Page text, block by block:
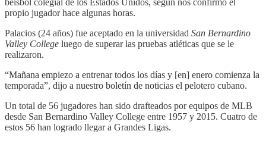
propio jugador hace algunas horas.
Palacios (24 años) fue aceptado en la universidad San Bernardino
Valley College luego de superar las pruebas atléticas que se le
realizaron.
“Mañana empiezo a entrenar todos los días y [en] enero comienza la
temporada”, dijo a nuestro boletín de noticias el pelotero cubano.
Un total de 56 jugadores han sido drafteados por equipos de MLB
desde San Bernardino Valley College entre 1957 y 2015. Cuatro de
estos 56 han logrado llegar a Grandes Ligas.